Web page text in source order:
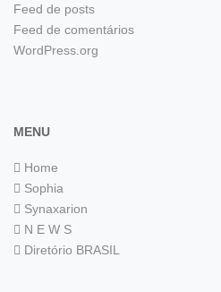
Feed de posts
Feed de comentários
WordPress.org
MENU
Home
Sophia
Synaxarion
N E W S
Diretório BRASIL